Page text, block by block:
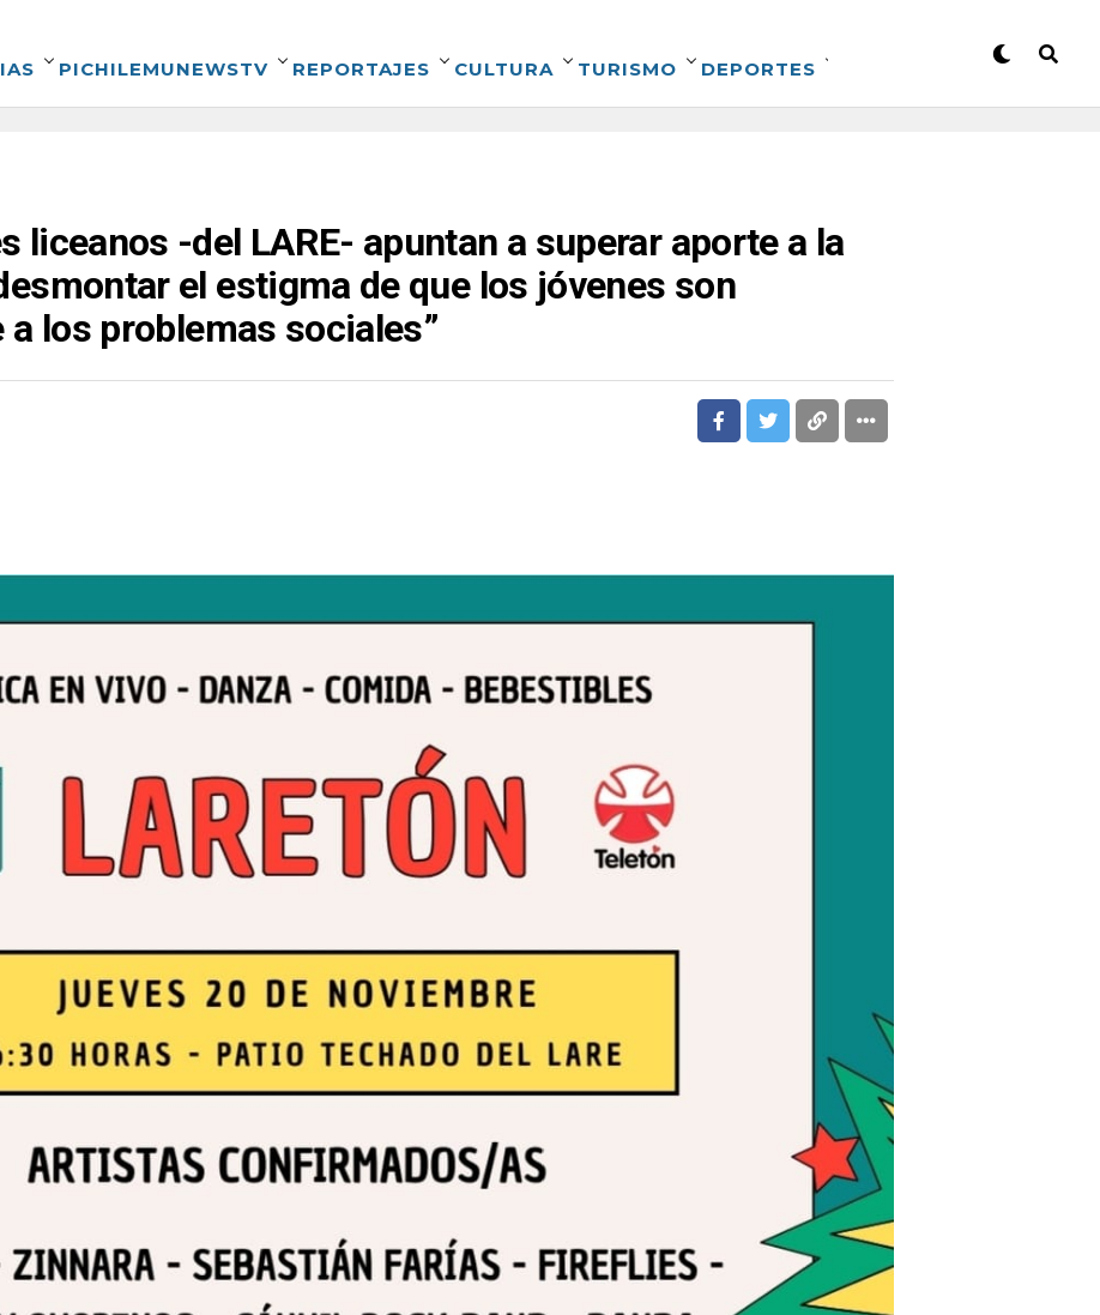
PICHILEMUNEWSTV REPORTAJES CULTURA TURISMO DEPORTES
liceanos -del LARE- apuntan a superar aporte a la
el estigma de que los jóvenes son
los problemas sociales”